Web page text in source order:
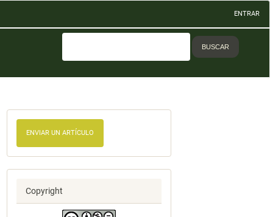
ENTRAR
BUSCAR
ENVIAR UN ARTÍCULO
Copyright